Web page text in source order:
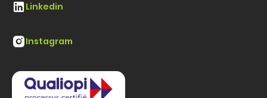
Linkedin
Instagram